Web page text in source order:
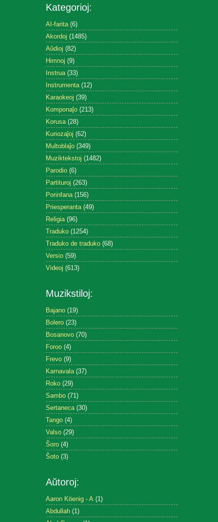
Kategorioj:
AI-farita (6)
Akordoj (1485)
Aŭdioj (82)
Himnoj (9)
Instrua (33)
Instrumenta (12)
Karaokeoj (39)
Komponaĵo (213)
Korusa (28)
Kuriozaĵoj (62)
Multoblaĵo (349)
Muziktekstoj (1482)
Parodio (6)
Partituroj (263)
Porinfana (156)
Priesperanta (49)
Religia (96)
Traduko (1254)
Traduko de traduko (68)
Versio (59)
Videoj (613)
Muzikstiloj:
Bajano (19)
Bolero (23)
Bosanovo (70)
Foroo (4)
Frevo (9)
Karnavala (37)
Roko (29)
Sambo (71)
Sertaneca (30)
Tango (4)
Valso (29)
Ŝoro (4)
Ŝoto (3)
Aŭtoroj:
Aaron Köenig - A (1)
Abdullah (1)